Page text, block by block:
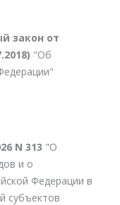
закон от
"Об
N 313 "О
и о
Федерации в
субъектов